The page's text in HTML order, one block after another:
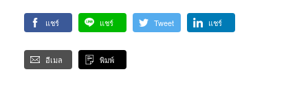
แชร์ แชร์ Tweet แชร์
อีเมล พิมพ์